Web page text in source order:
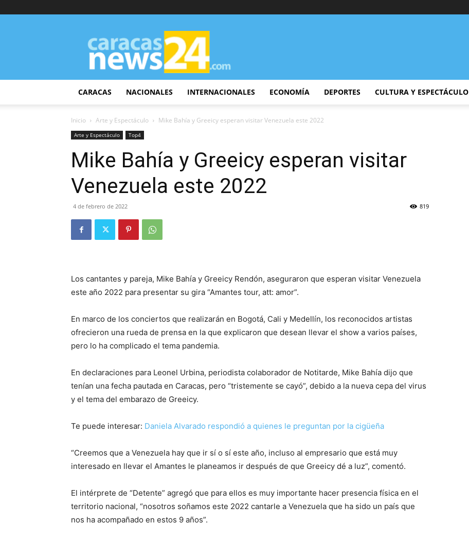
CaracasNews24
CARACAS NACIONALES INTERNACIONALES ECONOMÍA DEPORTES CULTURA Y ESPECTÁCULO
Inicio Arte y Espectáculo Mike Bahía y Greeicy esperan visitar Venezuela este 2022
Arte y Espectáculo Top4
Mike Bahía y Greeicy esperan visitar
Venezuela este 2022
4 de febrero de 2022 819
Los cantantes y pareja, Mike Bahía y Greeicy Rendón, aseguraron que esperan visitar Venezuela
este año 2022 para presentar su gira “Amantes tour, att: amor”.
En marco de los conciertos que realizarán en Bogotá, Cali y Medellín, los reconocidos artistas
ofrecieron una rueda de prensa en la que explicaron que desean llevar el show a varios países,
pero lo ha complicado el tema pandemia.
En declaraciones para Leonel Urbina, periodista colaborador de Notitarde, Mike Bahía dijo que
tenían una fecha pautada en Caracas, pero “tristemente se cayó”, debido a la nueva cepa del virus
y el tema del embarazo de Greeicy.
Te puede interesar: Daniela Alvarado respondió a quienes le preguntan por la cigüeña
“Creemos que a Venezuela hay que ir sí o sí este año, incluso al empresario que está muy
interesado en llevar el Amantes le planeamos ir después de que Greeicy dé a luz”, comentó.
El intérprete de “Detente” agregó que para ellos es muy importante hacer presencia física en el
territorio nacional, “nosotros soñamos este 2022 cantarle a Venezuela que ha sido un país que
nos ha acompañado en estos 9 años”.